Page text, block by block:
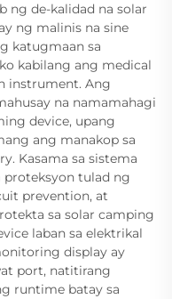
ng de-kalidad na solar
ng malinis na sine
katugmaan sa
kabilang ang medical
instrument. Ang
na namamahagi
device, upang
ang manakop sa
Kasama sa sistema
tulad ng
prevention, at
sa solar camping
laban sa elektrikal
display ay
port, natitirang
runtime batay sa